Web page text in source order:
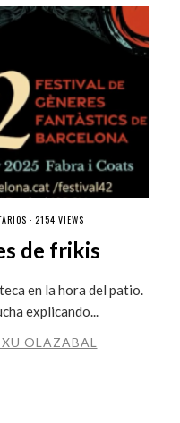
· 2154 VIEWS
de frikis
en la hora del patio.
explicando...
OLAZABAL